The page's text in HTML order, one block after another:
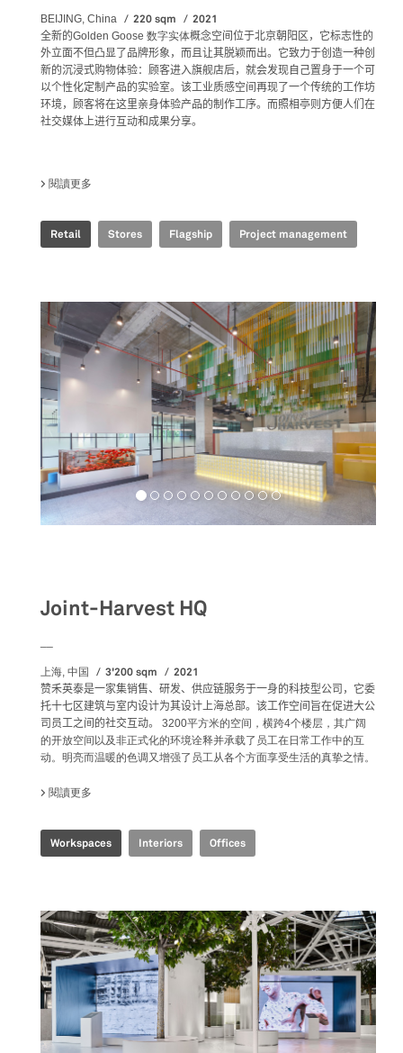
BEIJING, China 220 sqm 2021
全新的Golden Goose 数字实体概念空间位于北京朝阳区，它标志性的
外立面不但凸显了品牌形象，而且让其脱颖而出。它致力于创造一种创
新的沉浸式购物体验：顾客进入旗舰店后，就会发现自己置身于一个可
以个性化定制产品的实验室。该工业质感空间再现了一个传统的工作坊
环境 ，顾客将在这里亲身体验产品的制作工序。而照相亭则方便人们在
社交媒体上进行互动和成果分享。
閱讀更多
Retail Stores Flagship Project management
Joint-Harvest HQ
上海, 中国 3'200 sqm 2021
赞禾英泰是一家集销售、研发、供应链服务于一身的科技型公司，它委
托十七区建筑与室内设计为其设计上海总部。该工作空间旨在促进大公
司员工之间的社交互动。 3200平方米的空间，横跨4个楼层，其广阔
的开放空间以及非正式化的环境诠释并承载了员工在日常工作中的互
动。明亮而温暖的色调又增强了员工从各个方面享受生活的真挚之情。
閱讀更多
Workspaces Interiors Offices